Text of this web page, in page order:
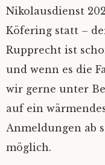
Nikolausdienst
Köfering statt –
Rupprecht ist
und wenn es die
wir gerne unter
auf ein
Anmeldungen ab
möglich.